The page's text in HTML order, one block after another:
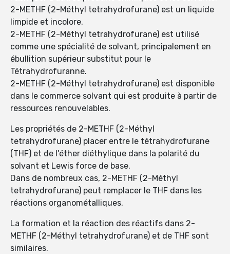
2-METHF (2-Méthyl tetrahydrofurane) est un liquide
limpide et incolore.
2-METHF (2-Méthyl tetrahydrofurane) est utilisé
comme une spécialité de solvant, principalement en
ébullition supérieur substitut pour le
Tétrahydrofuranne.
2-METHF (2-Méthyl tetrahydrofurane) est disponible
dans le commerce solvant qui est produite à partir de
ressources renouvelables.
Les propriétés de 2-METHF (2-Méthyl
tetrahydrofurane) placer entre le tétrahydrofurane
(THF) et de l'éther diéthylique dans la polarité du
solvant et Lewis force de base.
Dans de nombreux cas, 2-METHF (2-Méthyl
tetrahydrofurane) peut remplacer le THF dans les
réactions organométalliques.
La formation et la réaction des réactifs dans 2-
METHF (2-Méthyl tetrahydrofurane) et de THF sont
similaires.